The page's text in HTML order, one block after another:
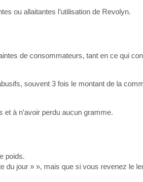
ou allaitantes l’utilisation de Revolyn.
de consommateurs, tant en ce qui
souvent 3 fois le montant de la
à n’avoir perdu aucun gramme.
poids.
du jour » », mais que si vous revenez le